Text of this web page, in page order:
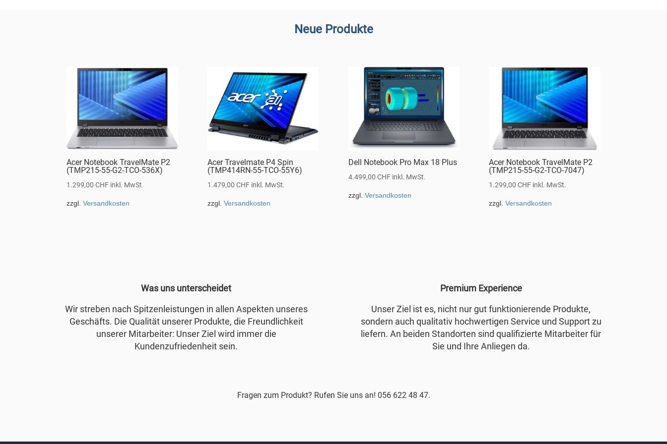
Neue Produkte
Acer Notebook TravelMate P2
(TMP215-55-G2-TCO-536X)
1.299,00CHF inkl. MwSt.
zzgl.Versandkosten
Acer Travelmate P4 Spin
(TMP414RN-55-TCO-55Y6)
1.479,00 CHF inkl. MwSt.
zzgl. Versandkosten
Dell Notebook Pro Max 18 Plus
4.499,00 CHF inkl. MwSt.
zzgl. Versandkosten
Acer Notebook TravelMate P2
(TMP215-55-G2-TCO-7047)
1.299,00CHF inkl. MwSt.
zzgl.Versandkosten
Was uns unterscheidet
Wir streben nach Spitzenleistungen in allen Aspekten unseres
Geschäfts. Die Qualität unserer Produkte, die Freundlichkeit
unserer Mitarbeiter: Unser Ziel wird immer die
Kundenzufriedenheit sein.
Premium Experience
Unser Ziel ist es, nicht nur gut funktionierende Produkte,
sondern auch qualitativ hochwertigen Service und Support zu
liefern. An beiden Standorten sind qualifizierte Mitarbeiter für
Sie und Ihre Anliegen da.
Fragen zum Produkt? Rufen Sie uns an! 056 622 48 47.